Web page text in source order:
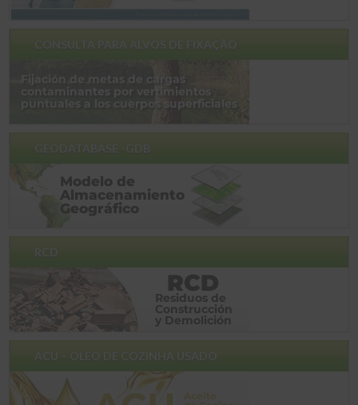
CONSULTA PARA ALVOS DE FIXAÇÃO
GEODATABASE -GDB
RCD
ACU – ÓLEO DE COZINHA USADO